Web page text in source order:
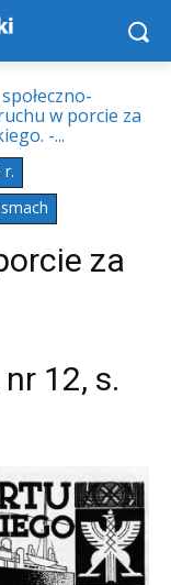
w porcie za
-...
r.
za
12, s.